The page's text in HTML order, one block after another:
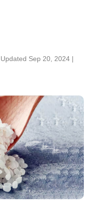
Updated Sep 20, 2024 |